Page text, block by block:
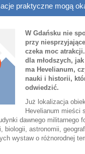
praktyczne mogą
W Gdańsku nie
przy
czeka moc
dla młodszych,
ma Hevelianum,
nauki i historii,
odwiedzić.
Już lokalizacja
Hevelianum mieści
dawnego militarnego
astronomii,
wystaw o różnorodnej